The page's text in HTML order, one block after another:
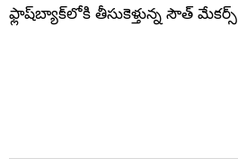
ఫ్లాష్‌బ్యాక్‌లోకి తీసుకెళ్తున్న సౌత్‌ మేకర్స్‌